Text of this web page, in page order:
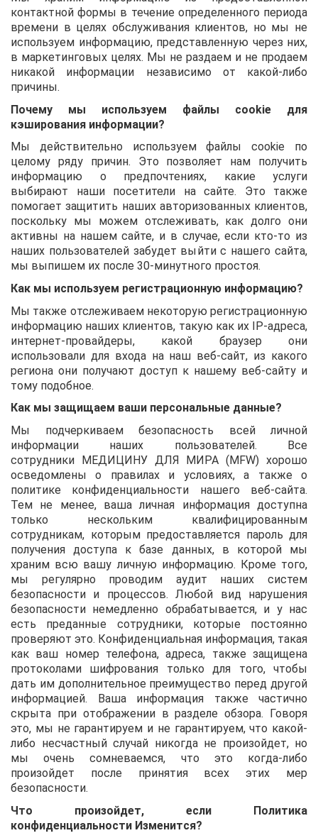
контактной формы в течение определенного периода
времени в целях обслуживания клиентов, но мы не
используем информацию, представленную через них,
в маркетинговых целях. Мы не раздаем и не продаем
никакой информации независимо от какой-либо
причины.
Почему мы используем файлы cookie для
кэширования информации?
Мы действительно используем файлы cookie по
целому ряду причин. Это позволяет нам получить
информацию о предпочтениях, какие услуги
выбирают наши посетители на сайте. Это также
помогает защитить наших авторизованных клиентов,
поскольку мы можем отслеживать, как долго они
активны на нашем сайте, и в случае, если кто-то из
наших пользователей забудет выйти с нашего сайта,
мы выпишем их после 30-минутного простоя.
Как мы используем регистрационную информацию?
Мы также отслеживаем некоторую регистрационную
информацию наших клиентов, такую как их IP-адреса,
интернет-провайдеры, какой браузер они
использовали для входа на наш веб-сайт, из какого
региона они получают доступ к нашему веб-сайту и
тому подобное.
Как мы защищаем ваши персональные данные?
Мы подчеркиваем безопасность всей личной
информации наших пользователей. Все
сотрудники МЕДИЦИНУ ДЛЯ МИРА (MFW) хорошо
осведомлены о правилах и условиях, а также о
политике конфиденциальности нашего веб-сайта.
Тем не менее, ваша личная информация доступна
только нескольким квалифицированным
сотрудникам, которым предоставляется пароль для
получения доступа к базе данных, в которой мы
храним всю вашу личную информацию. Кроме того,
мы регулярно проводим аудит наших систем
безопасности и процессов. Любой вид нарушения
безопасности немедленно обрабатывается, и у нас
есть преданные сотрудники, которые постоянно
проверяют это. Конфиденциальная информация, такая
как ваш номер телефона, адреса, также защищена
протоколами шифрования только для того, чтобы
дать им дополнительное преимущество перед другой
информацией. Ваша информация также частично
скрыта при отображении в разделе обзора. Говоря
это, мы не гарантируем и не гарантируем, что какой-
либо несчастный случай никогда не произойдет, но
мы очень сомневаемся, что это когда-либо
произойдет после принятия всех этих мер
безопасности.
Что произойдет, если Политика
конфиденциальности Изменится?